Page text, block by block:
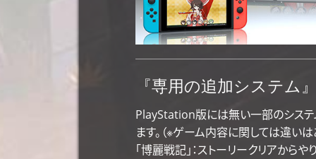
『専用の追加システム
PlayStation版には無い一部のシス
ます。（※ゲーム内容に関しては違いは
「博麗戦記」：ストーリークリアから